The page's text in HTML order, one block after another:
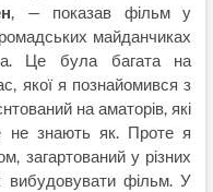
, — показав фільм у
майданчиках
Це була багата на
якої я познайомився з
на аматорів, які
не знають як. Проте я
загартований у різних
вибудовувати фільм. У